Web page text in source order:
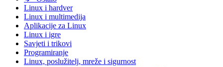
Linux i hardver
Linux i multimedija
Aplikacije za Linux
Linux i igre
Savjeti i trikovi
Programiranje
Linux, poslužitelj, mreže i sigurnost